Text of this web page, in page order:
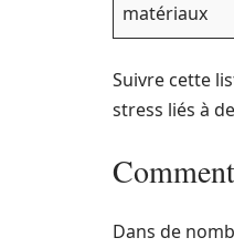
matériaux
Suivre cette
stress liés à
Dans de